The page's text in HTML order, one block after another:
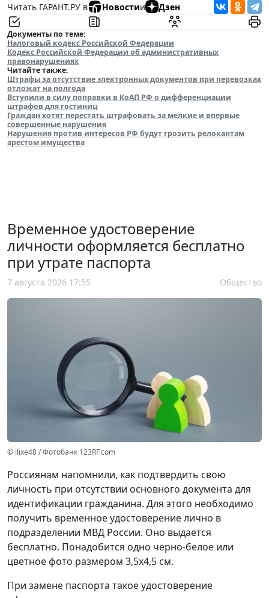
Читать ГАРАНТ.РУ в
Новостии Дзен
Документы по теме:
Налоговый кодекс Российской Федерации
Кодекс Российской Федерации об административных
правонарушениях
Читайте также:
Штрафы за отсутствие электронных документов при перевозках
отложат на полгода
Вступили в силу поправки в КоАП РФ о дифференциации
штрафов для гостиниц
Граждан хотят перестать штрафовать за мелкие и впервые
совершенные нарушения
Нарушения против интересов РФ будут грозить релокантам
арестом имущества
Временное удостоверение
личности оформляется бесплатно
при утрате паспорта
7 августа 2026 17:55 Общество
© ilixe48 / Фотобанк 123RF.com
Россиянам напомнили, как подтвердить свою
личность при отсутствии основного документа для
идентификации гражданина. Для этого необходимо
получить временное удостоверение лично в
подразделении МВД России. Оно выдается
бесплатно. Понадобится одно черно-белое или
цветное фото размером 3,5x4,5 см.
При замене паспорта такое удостоверение